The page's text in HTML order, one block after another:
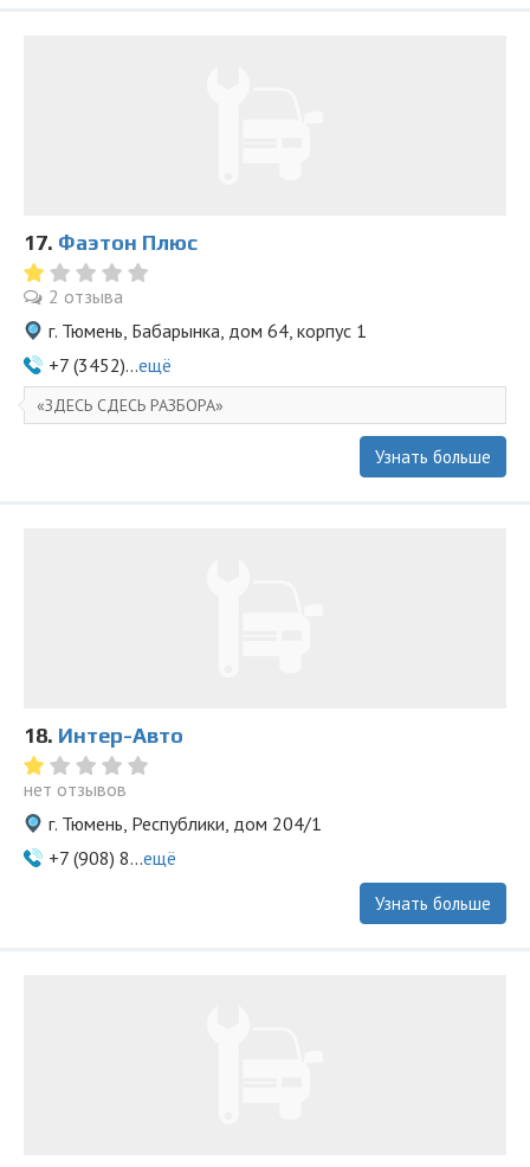
17. Фаэтон Плюс
2 отзыва
г. Тюмень, Бабарынка, дом 64, корпус 1
+7 (3452)...ещё
ЗДЕСЬ СДЕСЬ РАЗБОРА
Узнать больше
18. Интер-Авто
нет отзывов
г. Тюмень, Республики, дом 204/1
+7 (908) 8...ещё
Узнать больше